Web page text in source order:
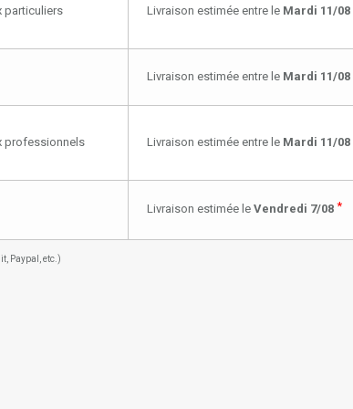
particuliers Livraison estimée entre le Mardi 11/08
Livraison estimée entre le Mardi 11/08
professionnels Livraison estimée entre le Mardi 11/08
Livraison estimée le Vendredi 7/08 *
Paypal, etc.)